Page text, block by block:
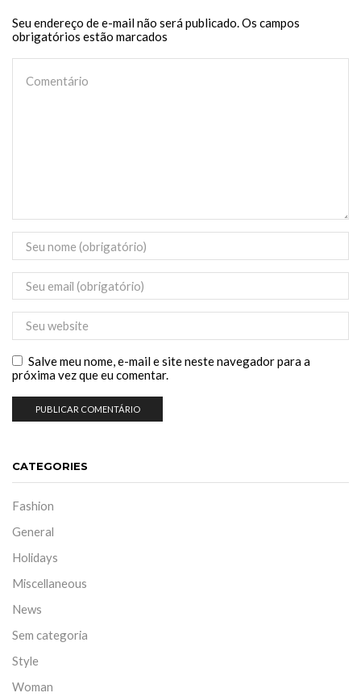
Seu endereço de e-mail não será publicado. Os campos
obrigatórios estão marcados
Salve meu nome, e-mail e site neste navegador para a
próxima vez que eu comentar.
CATEGORIES
Fashion
General
Holidays
Miscellaneous
News
Sem categoria
Style
Woman